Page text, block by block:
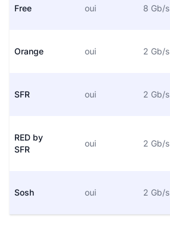
Free oui 8 Gb/s
Orange oui 2 Gb/s
SFR oui 2 Gb/s
RED by
SFR
oui 2 Gb/s
Sosh oui 2 Gb/s